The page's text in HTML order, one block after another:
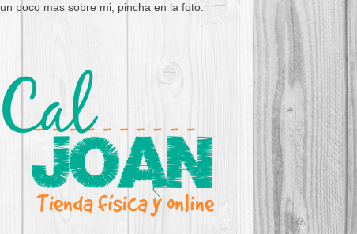
un poco mas sobre mi, pincha en la foto.